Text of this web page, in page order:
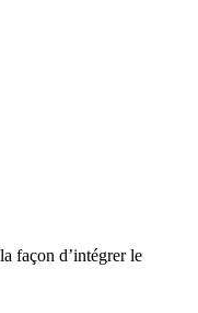
façon d’intégrer le